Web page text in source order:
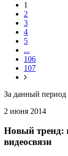
1
2
3
4
5
...
106
107
За данный период
2 июня 2014
Новый тренд:
видеосвязи